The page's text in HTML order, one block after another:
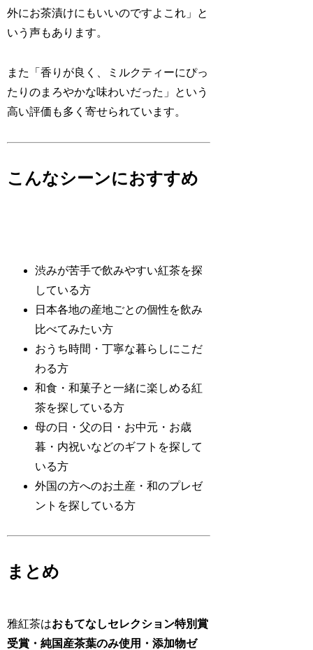
外にお茶漬けにもいいのですよこれ」と
いう声もあります。
また「香りが良く、ミルクティーにぴっ
たりのまろやかな味わいだった」という
高い評価も多く寄せられています。
こんなシーンにおすすめ
渋みが苦手で飲みやすい紅茶を探
している方
日本各地の産地ごとの個性を飲み
比べてみたい方
おうち時間・丁寧な暮らしにこだ
わる方
和食・和菓子と一緒に楽しめる紅
茶を探している方
母の日・父の日・お中元・お歳
暮・内祝いなどのギフトを探して
いる方
外国の方へのお土産・和のプレゼ
ントを探している方
まとめ
雅紅茶はおもてなしセレクション特別賞
受賞・純国産茶葉のみ使用・添加物ゼ